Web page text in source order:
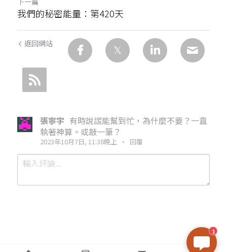
我們的秘密能量：第420天
返回網站
張寧宇 有時說謊能幫到忙，為什麼不要？一直
執著神算。或敲一筆？
2023年10月7日, 11:38晚上 · 回覆
1